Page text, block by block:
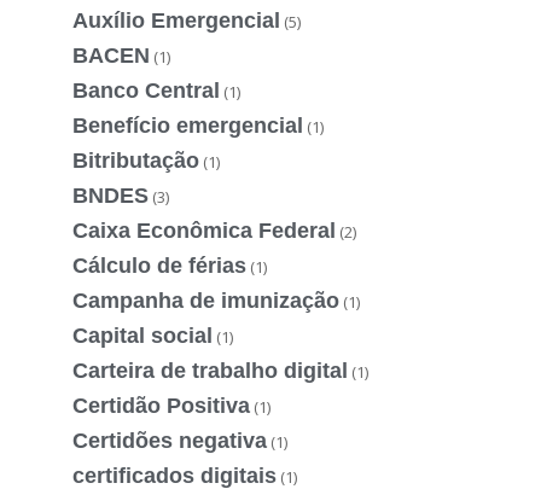
Auxílio Emergencial (5)
BACEN (1)
Banco Central (1)
Benefício emergencial (1)
Bitributação (1)
BNDES (3)
Caixa Econômica Federal (2)
Cálculo de férias (1)
Campanha de imunização (1)
Capital social (1)
Carteira de trabalho digital (1)
Certidão Positiva (1)
Certidões negativa (1)
certificados digitais (1)